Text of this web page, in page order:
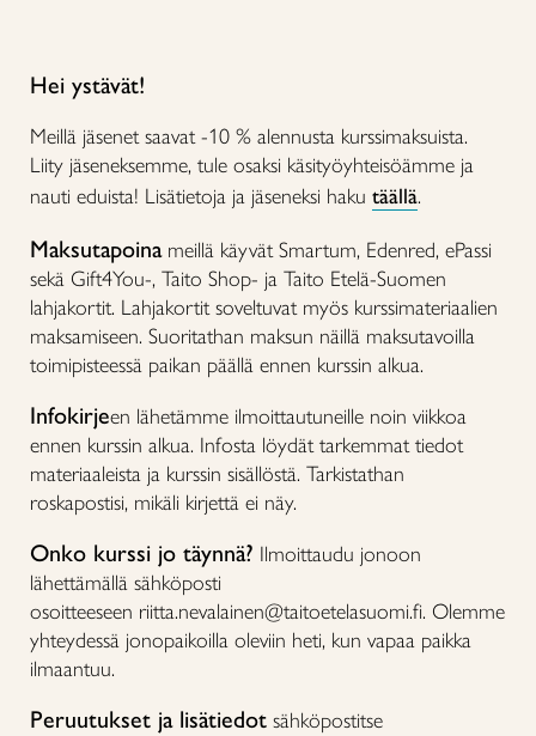
Hei ystävät!
Meillä jäsenet saavat -10 % alennusta kurssimaksuista.
Liity jäseneksemme, tule osaksi käsityöyhteisöämme ja
nauti eduista! Lisätietoja ja jäseneksi haku täällä.
Maksutapoinameillä käyvät Smartum, Edenred, ePassi
sekä Gift4You-, Taito Shop- ja Taito Etelä-Suomen
lahjakortit. Lahjakortit soveltuvat myös kurssimateriaalien
maksamiseen. Suoritathan maksun näillä maksutavoilla
toimipisteessä paikan päällä ennen kurssin alkua.
Infokirjeen lähetämme ilmoittautuneille noin viikkoa
ennen kurssin alkua. Infosta löydät tarkemmat tiedot
materiaaleista ja kurssin sisällöstä. Tarkistathan
roskapostisi, mikäli kirjettä ei näy.
Onko kurssi jo täynnä? Ilmoittaudu jonoon
lähettämällä sähköposti
osoitteeseen riitta.nevalainen@taitoetelasuomi.fi. Olemme
yhteydessä jonopaikoilla oleviin heti, kun vapaa paikka
ilmaantuu.
Peruutukset ja lisätiedot sähköpostitse